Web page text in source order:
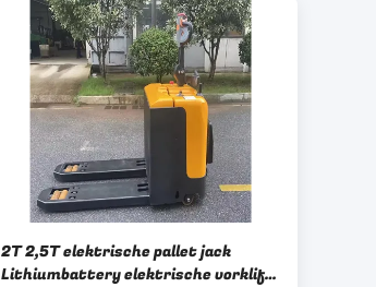
2T 2,5T elektrische pallet jack
Lithiumbattery elektrische vorklift